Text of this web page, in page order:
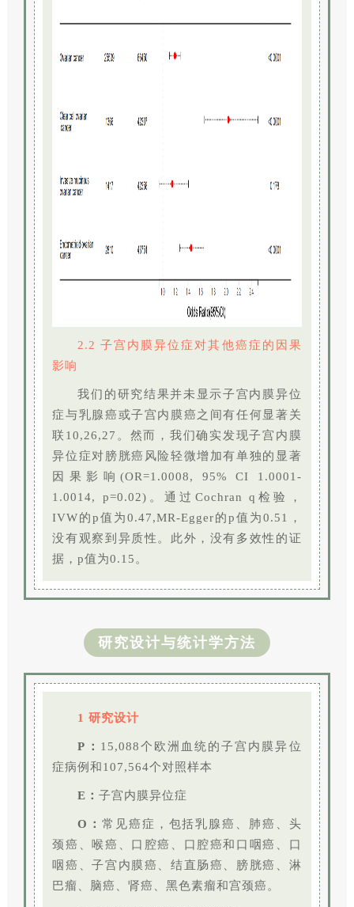
2.2 子宫内膜异位症对其他癌症的因果
影响
我们的研究结果并未显示子宫内膜异位
症与乳腺癌或子宫内膜癌之间有任何显著关
联10,26,27。然而，我们确实发现子宫内膜
异位症对膀胱癌风险轻微增加有单独的显著
因果影响(OR=1.0008, 95% CI 1.0001-
1.0014, p=0.02)。通过Cochran q检验，
IVW的p值为0.47,MR-Egger的p值为0.51，
没有观察到异质性。此外，没有多效性的证
据，p值为0.15。
研究设计与统计学方法
1 研究设计
P： 15,088个欧洲血统的子宫内膜异位
症病例和107,564个对照样本
E：子宫内膜异位症
O：常见癌症，包括乳腺癌、肺癌、头
颈癌、喉癌、口腔癌、口腔癌和口咽癌、口
咽癌、子宫内膜癌、结直肠癌、膀胱癌、淋
巴瘤、脑癌、肾癌、黑色素瘤和宫颈癌。